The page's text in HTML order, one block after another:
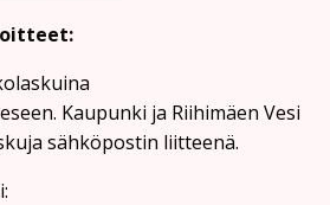
Kaupunki ja Riihimäen Vesi
sähköpostin liitteenä.